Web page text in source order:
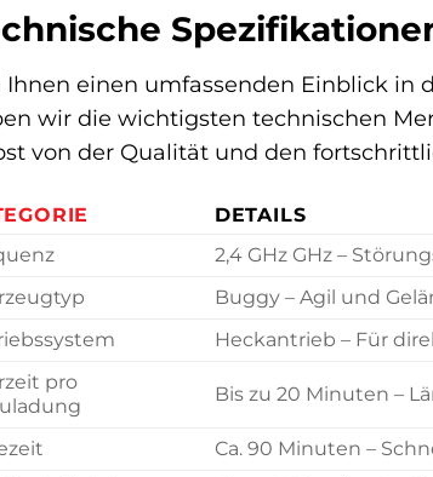
Ihnen einen umfassenden Einblick in
wir die wichtigsten technischen
von der Qualität und den
DETAILS
2,4 GHz GHz –
Buggy – Agil und
Heckantrieb – Für
pro
Bis zu 20 Minuten –
Ca. 90 Minuten –